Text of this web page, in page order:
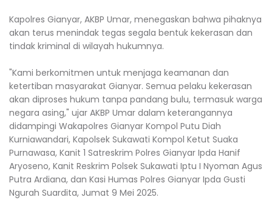
Kapolres Gianyar, AKBP Umar, menegaskan bahwa pihaknya
akan terus menindak tegas segala bentuk kekerasan dan
tindak kriminal di wilayah hukumnya.
"Kami berkomitmen untuk menjaga keamanan dan
ketertiban masyarakat Gianyar. Semua pelaku kekerasan
akan diproses hukum tanpa pandang bulu, termasuk warga
negara asing," ujar AKBP Umar dalam keterangannya
didampingi Wakapolres Gianyar Kompol Putu Diah
Kurniawandari, Kapolsek Sukawati Kompol Ketut Suaka
Purnawasa, Kanit 1 Satreskrim Polres Gianyar Ipda Hanif
Aryoseno, Kanit Reskrim Polsek Sukawati Iptu I Nyoman Agus
Putra Ardiana, dan Kasi Humas Polres Gianyar Ipda Gusti
Ngurah Suardita, Jumat 9 Mei 2025.